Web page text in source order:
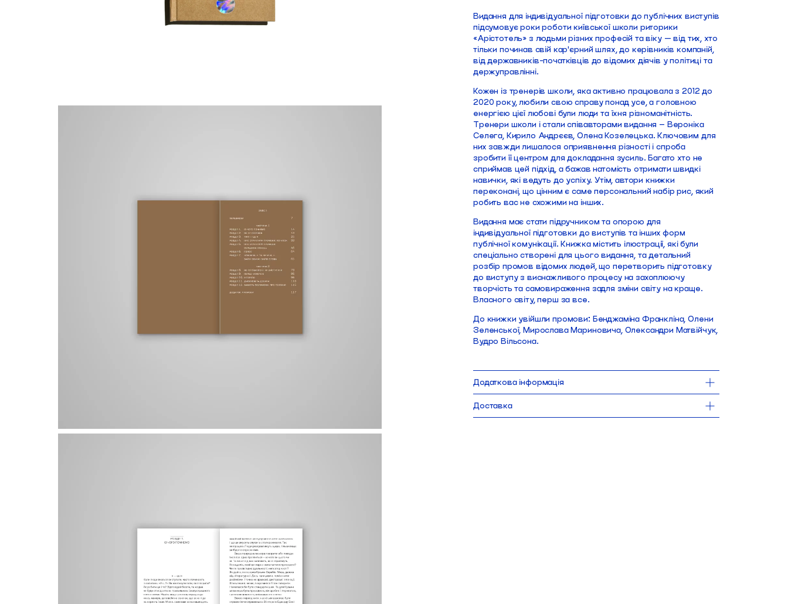
Видання для індивідуальної підготовки до публічних виступів
підсумовує роки роботи київської школи риторики
«Арістотель» з людьми різних професій та віку — від тих, хто
тільки починав свій карʼєрний шлях, до керівників компаній,
від державників-початківців до відомих діячів у політиці та
держуправлінні.
Кожен із тренерів школи, яка активно працювала з 2012 до
2020 року, любили свою справу понад усе, а головною
енергією цієї любові були люди та їхня різноманітність.
Тренери школи і стали співавторами видання – Вероніка
Селега, Кирило Андрєєв, Олена Козелецька. Ключовим для
них завжди лишалося оприявнення різності і спроба
зробити її центром для докладання зусиль. Багато хто не
сприймав цей підхід, а бажав натомість отримати швидкі
навички, які ведуть до успіху. Утім, автори книжки
переконані, що цінним є саме персональний набір рис, який
робить вас не схожими на інших.
Видання має стати підручником та опорою для
індивідуальної підготовки до виступів та інших форм
публічної комунікації. Книжка містить ілюстрації, які були
спеціально створені для цього видання, та детальний
розбір промов відомих людей, що перетворить підготовку
до виступу з виснажливого процесу на захоплюючу
творчість та самовираження задля зміни світу на краще.
Власного світу, перш за все.
До книжки увійшли промови: Бенджаміна Франкліна, Олени
Зеленської, Мирослава Мариновича, Олександри Матвійчук,
Вудро Вільсона.
Додаткова інформація
17 x 10 см
160 сторінок
м’яка обкладинка + відкритий корінець
Доставка